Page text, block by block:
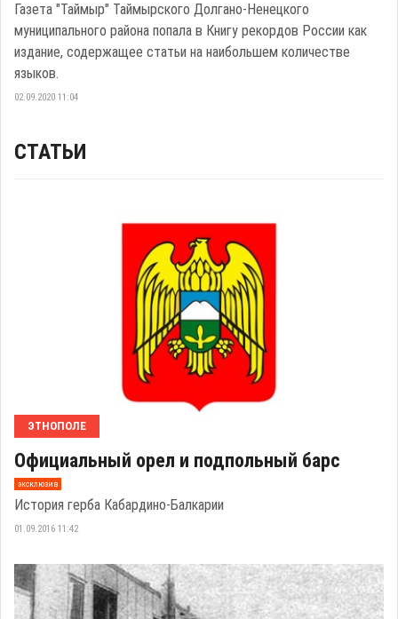
Газета "Таймыр" Таймырского Долгано-Ненецкого
муниципального района попала в Книгу рекордов России как
издание, содержащее статьи на наибольшем количестве
языков.
02.09.2020 11:04
СТАТЬИ
ЭТНОПОЛЕ
Официальный орел и подпольный барс
эксклюзив
История герба Кабардино-Балкарии
01.09.2016 11:42